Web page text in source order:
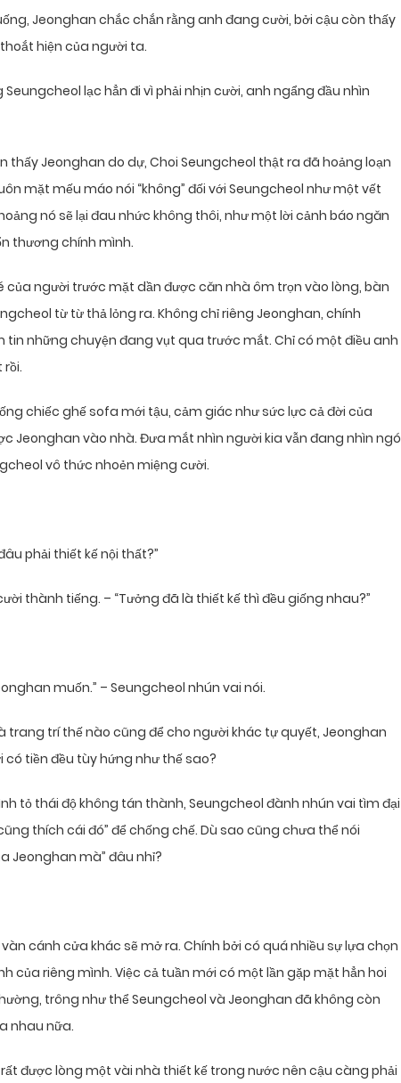
Jeonghan chắc chắn rằng anh đang cười, bởi cậu còn thấy
hiện của người ta.
Seungcheol lạc hẳn đi vì phải nhịn cười, anh ngẩng đầu nhìn
thấy Jeonghan do dự, Choi Seungcheol thật ra đã hoảng loạn
mặt mếu máo nói “không” đối với Seungcheol như một vết
nó sẽ lại đau nhức không thôi, như một lời cảnh báo ngăn
thương chính mình.
của người trước mặt dần được căn nhà ôm trọn vào lòng, bàn
từ từ thả lỏng ra. Không chỉ riêng Jeonghan, chính
những chuyện đang vụt qua trước mắt. Chỉ có một điều anh
chiếc ghế sofa mới tậu, cảm giác như sức lực cả đời của
Jeonghan vào nhà. Đưa mắt nhìn người kia vẫn đang nhìn ngó
vô thức nhoẻn miệng cười.
phải thiết kế nội thất?”
thành tiếng. – “Tưởng đã là thiết kế thì đều giống nhau?”
muốn.” – Seungcheol nhún vai nói.
trang trí thế nào cũng để cho người khác tự quyết, Jeonghan
có tiền đều tùy hứng như thế sao?
tỏ thái độ không tán thành, Seungcheol đành nhún vai tìm đại
thích cái đó” để chống chế. Dù sao cũng chưa thể nói
Jeonghan mà” đâu nhỉ?
cánh cửa khác sẽ mở ra. Chính bởi có quá nhiều sự lựa chọn
của riêng mình. Việc cả tuần mới có một lần gặp mặt hẳn hoi
trông như thể Seungcheol và Jeonghan đã không còn
nhau nữa.
được lòng một vài nhà thiết kế trong nước nên cậu càng phải